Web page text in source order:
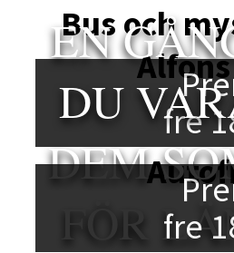
Bus och
fre
EN
DU
DEM
FÖRfre